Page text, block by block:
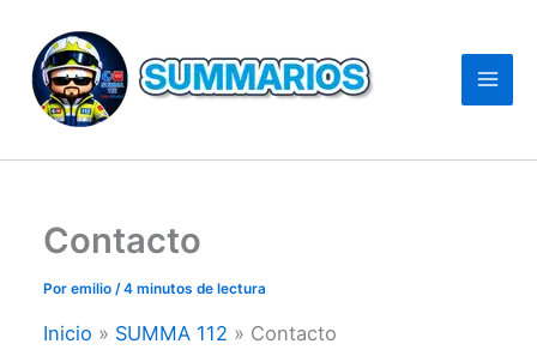
contenido
Contacto
Poremilio/4 minutos de lectura
Inicio SUMMA 112 Contacto